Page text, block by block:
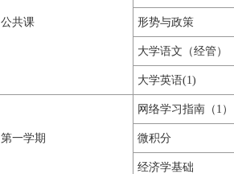
公共课 形势与政策
大学语文（经管）
大学英语(1)
第一学期
网络学习指南（1）
微积分
经济学基础